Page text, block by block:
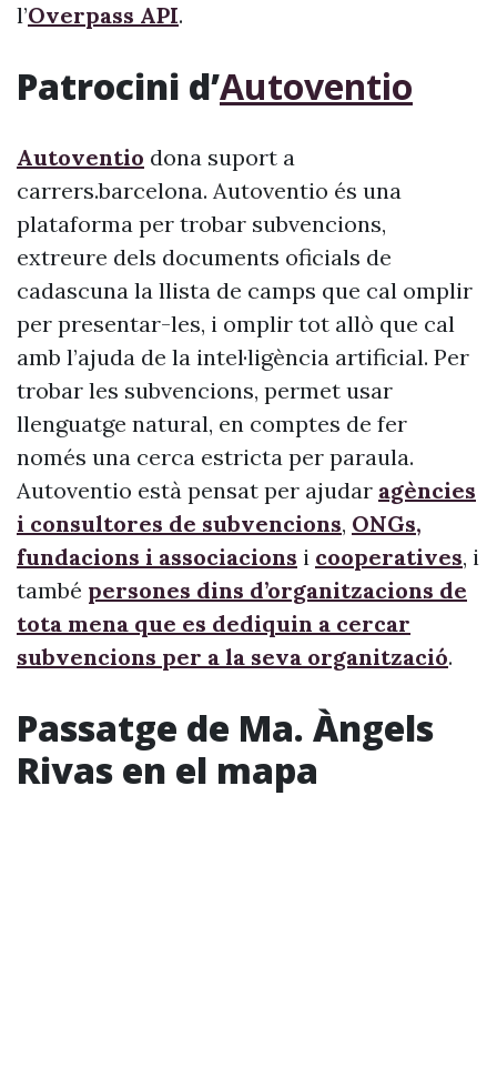
l’Overpass API.
Patrocini d’Autoventio
Autoventio dona suport a
carrers.barcelona. Autoventio és una
plataforma per trobar subvencions,
extreure dels documents oficials de
cadascuna la llista de camps que cal omplir
per presentar-les, i omplir tot allò que cal
amb l’ajuda de la intel·ligència artificial. Per
trobar les subvencions, permet usar
llenguatge natural, en comptes de fer
només una cerca estricta per paraula.
Autoventio està pensat per ajudar agències
i consultores de subvencions, ONGs,
fundacions i associacions i cooperatives, i
també persones dins d’organitzacions de
tota mena que es dediquin a cercar
subvencions per a la seva organització.
Passatge de Ma. Àngels
Rivas en el mapa